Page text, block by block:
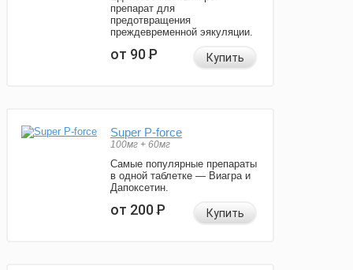
препарат для
предотвращения
преждевременной эякуляции.
от 90Р Купить
Super P-force
100мг + 60мг
Самые популярные препараты
в одной таблетке — Виагра и
Дапоксетин.
от 200Р Купить